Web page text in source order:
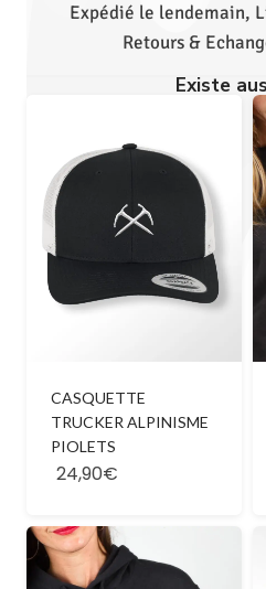
Expédié le lendemain,
Retours &
Existe
CASQUETTE
TRUCKER ALPINISME
PIOLETS
24,90€